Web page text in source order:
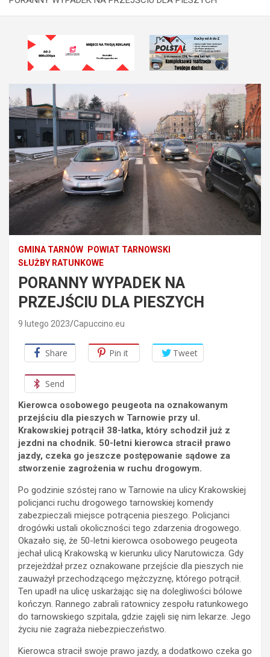
GMINA TARNÓW
POWIAT TARNOWSKI
SŁUŻBY RATUNKOWE
PORANNY WYPADEK NA
PRZEJŚCIU DLA PIESZYCH
9 lutego 2023 Capuccino.eu
Share Pin it Tweet
Send
Kierowca osobowego peugeota na oznakowanym
przejściu dla pieszych w Tarnowie przy ul.
Krakowskiej potrącił 38-latka, który schodził już z
jezdni na chodnik. 50-letni kierowca stracił prawo
jazdy, czeka go jeszcze postępowanie sądowe za
stworzenie zagrożenia w ruchu drogowym.
Po godzinie szóstej rano w Tarnowie na ulicy Krakowskiej
policjanci ruchu drogowego tarnowskiej komendy
zabezpieczali miejsce potrącenia pieszego. Policjanci
drogówki ustali okoliczności tego zdarzenia drogowego.
Okazało się, że 50-letni kierowca osobowego peugeota
jechał ulicą Krakowską w kierunku ulicy Narutowicza. Gdy
przejeżdżał przez oznakowane przejście dla pieszych nie
zauważył przechodzącego mężczyznę, którego potrącił.
Ten upadł na ulicę uskarżając się na dolegliwości bólowe
kończyn. Rannego zabrali ratownicy zespołu ratunkowego
do tarnowskiego szpitala, gdzie zajęli się nim lekarze. Jego
życiu nie zagraża niebezpieczeństwo.
Kierowca stracił swoje prawo jazdy, a dodatkowo czeka go